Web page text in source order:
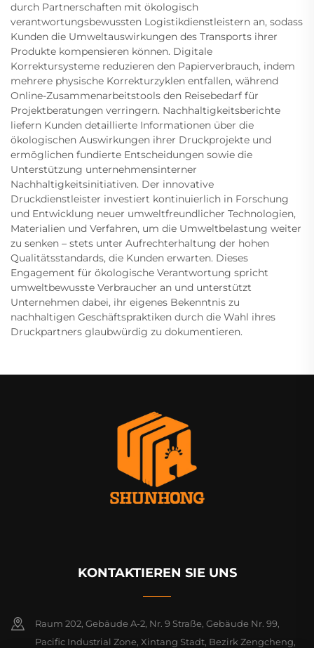
durch Partnerschaften mit ökologisch
verantwortungsbewussten Logistikdienstleistern an, sodass
Kunden die Umweltauswirkungen des Transports ihrer
Produkte kompensieren können. Digitale
Korrektursysteme reduzieren den Papierverbrauch, indem
mehrere physische Korrekturzyklen entfallen, während
Online-Zusammenarbeitstools den Reisebedarf für
Projektberatungen verringern. Nachhaltigkeitsberichte
liefern Kunden detaillierte Informationen über die
ökologischen Auswirkungen ihrer Druckprojekte und
ermöglichen fundierte Entscheidungen sowie die
Unterstützung unternehmensinterner
Nachhaltigkeitsinitiativen. Der innovative
Druckdienstleister investiert kontinuierlich in Forschung
und Entwicklung neuer umweltfreundlicher Technologien,
Materialien und Verfahren, um die Umweltbelastung weiter
zu senken – stets unter Aufrechterhaltung der hohen
Qualitätsstandards, die Kunden erwarten. Dieses
Engagement für ökologische Verantwortung spricht
umweltbewusste Verbraucher an und unterstützt
Unternehmen dabei, ihr eigenes Bekenntnis zu
nachhaltigen Geschäftspraktiken durch die Wahl ihres
Druckpartners glaubwürdig zu dokumentieren.
KONTAKTIEREN SIE UNS
Raum 202, Gebäude A-2, Nr. 9 Straße, Gebäude Nr. 99,
Pacific Industrial Zone, Xintang Stadt, Bezirk Zengcheng,